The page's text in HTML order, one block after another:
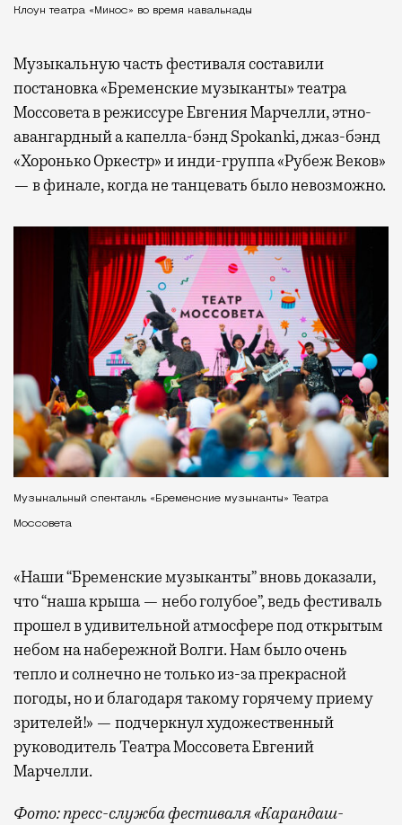
Клоун театра «Микос» во время кавалькады
Музыкальную часть фестиваля составили
постановка «Бременские музыканты» театра
Моссовета в режиссуре Евгения Марчелли, этно-
авангардный а капелла-бэнд Spokanki, джаз-бэнд
«Хоронько Оркестр» и инди-группа «Рубеж Веков»
— в финале, когда не танцевать было невозможно.
Музыкальный спектакль «Бременские музыканты» Театра
Моссовета
«Наши “Бременские музыканты” вновь доказали,
что “наша крыша — небо голубое”, ведь фестиваль
прошел в удивительной атмосфере под открытым
небом на набережной Волги. Нам было очень
тепло и солнечно не только из-за прекрасной
погоды, но и благодаря такому горячему приему
зрителей!» — подчеркнул художественный
руководитель Театра Моссовета Евгений
Марчелли.
Фото: пресс-служба фестиваля «Карандаш-